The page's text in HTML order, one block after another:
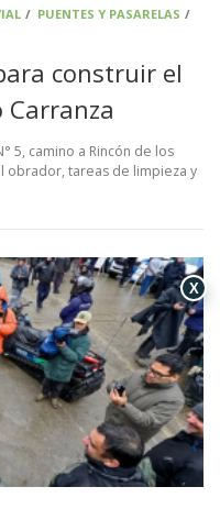
/ PUENTES Y PASARELAS /
construir el
5, camino a Rincón de los
obrador, tareas de limpieza y
X